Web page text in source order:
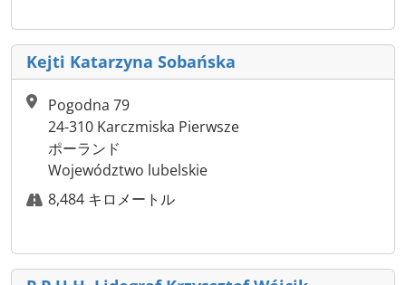
Kejti Katarzyna Sobańska
Pogodna 79
24-310 Karczmiska Pierwsze
ポーランド
Województwo lubelskie
8,484 キロメートル